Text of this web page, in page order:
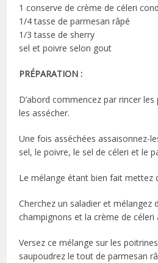
1 conserve de crème de céleri
1/4 tasse de parmesan râpé
1/3 tasse de sherry
sel et poivre selon gout
PRÉPARATION :
D’abord commencez par rincer
les assécher.
Une fois asséchées assaisonnez-
sel, le poivre, le sel de céleri et le
Le mélange étant bien fait mettez
Cherchez un saladier et mélangez
champignons et la crème de céleri
Versez ce mélange sur les
saupoudrez le tout de parmesan